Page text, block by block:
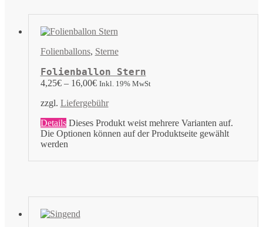
Folienballons, Sterne
Folienballon Stern
4,25€– 16,00€ Inkl. 19% MwSt
zzgl. Liefergebühr
Details Dieses Produkt weist mehrere Varianten auf.
Die Optionen können auf der Produktseite gewählt
werden